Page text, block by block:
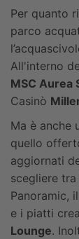
Per quanto
parco
All'interno
MSC Aurea
Casinò
Ma è anche
quello
aggiornati
scegliere
Panoramic,
e i piatti
Lounge.